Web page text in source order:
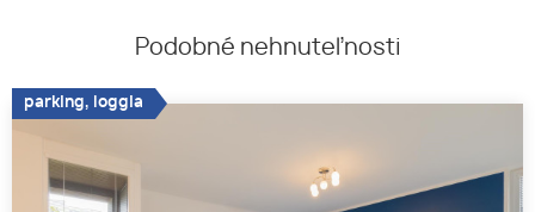
Podobné nehnuteľnosti
parking, loggia